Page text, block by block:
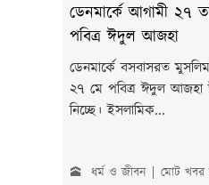
ডেনমার্কে আগামী ২৭
পবিত্র ঈদুল আজহা
ডেনমার্কে বসবাসরত
২৭ মে পবিত্র ঈদুল আজহা
নিচ্ছে। ইসলামিক...
🕋 ধর্ম ও জীবন মোট খবর